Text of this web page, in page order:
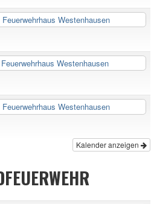
Feuerwehrhaus Westenhausen
Westenhausen
Feuerwehrhaus Westenhausen
Kalender anzeigen